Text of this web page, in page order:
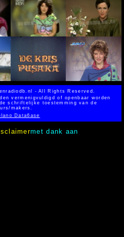
- All Rights Reserved.
vermenigvuldigd of openbaar worden
schriftelijke toestemming van de
makers.
by Implano Data6ase
met dank aan